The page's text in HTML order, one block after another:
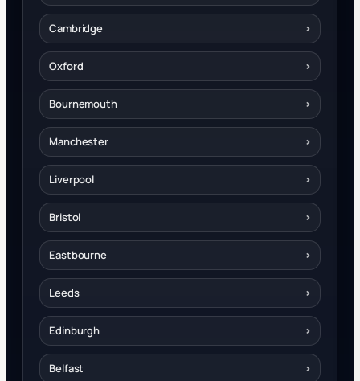
Cambridge ›
Oxford ›
Bournemouth ›
Manchester ›
Liverpool ›
Bristol ›
Eastbourne ›
Leeds ›
Edinburgh ›
Belfast ›